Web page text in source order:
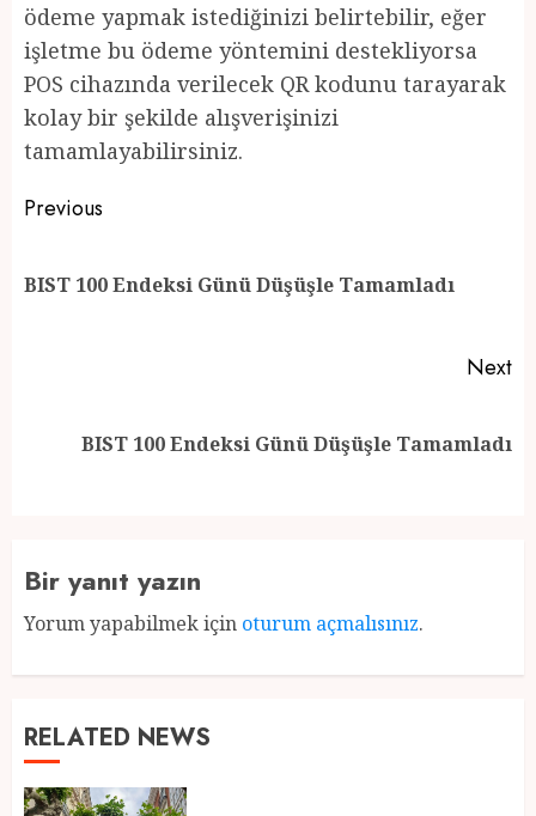
ödeme yapmak istediğinizi belirtebilir, eğer
işletme bu ödeme yöntemini destekliyorsa
POS cihazında verilecek QR kodunu tarayarak
kolay bir şekilde alışverişinizi
tamamlayabilirsiniz.
Post
Previous
BIST 100 Endeksi Günü Düşüşle Tamamladı
Next
BIST 100 Endeksi Günü Düşüşle Tamamladı
Bir yanıt yazın
Yorum yapabilmek için oturum açmalısınız.
RELATED NEWS